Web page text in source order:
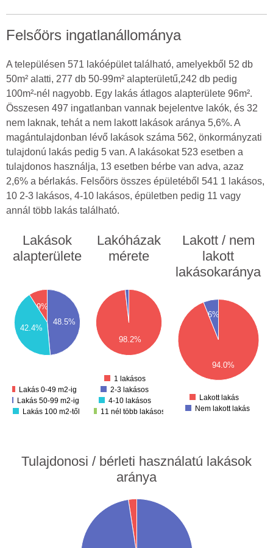
Felsőörs ingatlanállománya
A településen 571 lakóépület található, amelyekből 52 db
50m² alatti, 277 db 50-99m² alapterületű,242 db pedig
100m²-nél nagyobb. Egy lakás átlagos alapterülete 96m².
Összesen 497 ingatlanban vannak bejelentve lakók, és 32
nem laknak, tehát a nem lakott lakások aránya 5,6%. A
magántulajdonban lévő lakások száma 562, önkormányzati
tulajdonú lakás pedig 5 van. A lakásokat 523 esetben a
tulajdonos használja, 13 esetben bérbe van adva, azaz
2,6% a bérlakás. Felsőörs összes épületéből 541 1 lakásos,
10 2-3 lakásos, 4-10 lakásos, épületben pedig 11 vagy
annál több lakás található.
Lakások
alapterülete
9%
48.5%
42.4%
Lakás 0-49 m2-ig
Lakás 50-99 m2-ig
Lakás 100 m2-től
Lakóházak
mérete
98.2%
250
300
350
1 lakásos
2-3 lakásos
4-10 lakásos
11 nél több lakásos
Lakott / nem
lakott
lakásokaránya
94.0%
6%
300
350
400
450
Lakott lakás
Nem lakott lakás
Tulajdonosi / bérleti használatú lakások
aránya